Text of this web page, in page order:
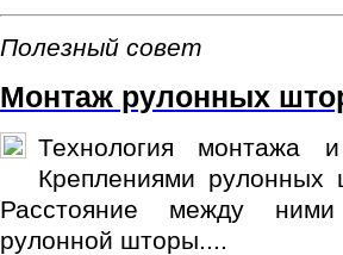
Полезный совет
Монтаж рулонных
Технология монтажа
Креплениями
Расстояние между
рулонной шторы....